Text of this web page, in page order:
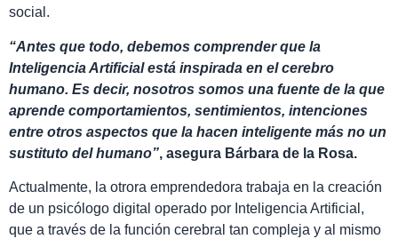
social.
“Antes que todo, debemos comprender que la
Inteligencia Artificial está inspirada en el cerebro
humano. Es decir, nosotros somos una fuente de la que
aprende comportamientos, sentimientos, intenciones
entre otros aspectos que la hacen inteligente más no un
sustituto del humano”, asegura Bárbara de la Rosa.
Actualmente, la otrora emprendedora trabaja en la creación
de un psicólogo digital operado por Inteligencia Artificial,
que a través de la función cerebral tan compleja y al mismo